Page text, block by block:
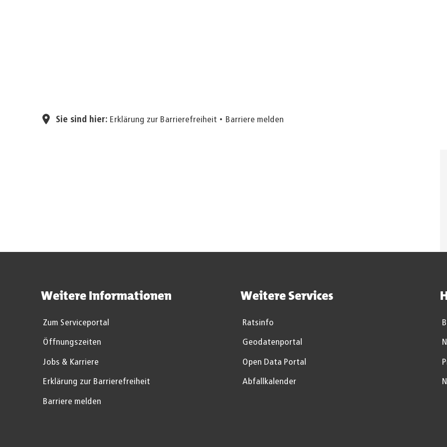
Sie sind hier: Erklärung zur Barrierefreiheit Barriere melden
Weitere Informationen
Zum Serviceportal
Öffnungszeiten
Jobs & Karriere
Erklärung zur Barrierefreiheit
Barriere melden
Weitere Services
Ratsinfo
Geodatenportal
Open Data Portal
Abfallkalender